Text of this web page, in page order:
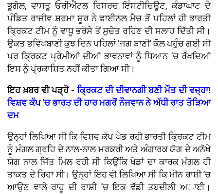
ਭੂਗੋਲ, ਵਾਸਤੂ ਓਰੀਐਂਟਲ ਰਿਸਰਚ ਇੰਸਟੀਚਿਊਟ, ਕੰਡਾਘਾਟ ਦੇ
ਪੰਡਿਤ ਰਾਜੀਵ ਸ਼ਰਮਾ ਸ਼ੂਰ ਨੇ ਫਾਈਨਲ ਮੈਚ ਤੋਂ ਪਹਿਲਾਂ ਹੀ ਭਾਰਤੀ
ਕ੍ਰਿਕਟ ਟੀਮ ਨੂੰ ਵਾਧੂ ਭਰੋਸੇ ਤੋਂ ਸੁਚੇਤ ਰਹਿਣ ਦੀ ਸਲਾਹ ਦਿੱਤੀ ਸੀ।
ਉਕਤ ਭਵਿੱਖਬਾਣੀ ਕੁਝ ਦਿਨ ਪਹਿਲਾਂ ‘ਜਗ ਬਾਣੀ’ ਕੋਲ ਪਹੁੰਚ ਗਈ ਸੀ
ਪਰ ਕ੍ਰਿਕਟ ਪ੍ਰੇਮੀਆਂ ਦੀਆਂ ਭਾਵਨਾਵਾਂ ਨੂੰ ਧਿਆਨ ’ਚ ਰੱਖਦਿਆਂ
ਇਸ ਨੂੰ ਪ੍ਰਕਾਸ਼ਿਤ ਨਹੀਂ ਕੀਤਾ ਗਿਆ ਸੀ।
ਇਹ ਖ਼ਬਰ ਵੀ ਪੜ੍ਹੋ -ਕ੍ਰਿਕਟ ਦੀ ਦੀਵਾਨਗੀ ਬਣੀ ਮੌਤ ਦੀ ਵਜ੍ਹਾ!
ਵਿਸ਼ਵ ਕੱਪ 'ਚ ਭਾਰਤ ਦੀ ਹਾਰ ਮਗਰੋਂ ਨੌਜਵਾਨ ਨੇ ਅੱਧੀ ਰਾਤ ਤੋੜਿਆ
ਦਮ
ਉਨ੍ਹਾਂ ਲਿਖਿਆ ਸੀ ਕਿ ਵਿਸ਼ਵ ਕੱਪ ਖੇਡ ਰਹੀ ਭਾਰਤੀ ਕ੍ਰਿਕਟ ਟੀਮ
ਨੂੰ ਮੰਗਲ ਗ੍ਰਹਿ ਦੇ ਨਾਲ-ਨਾਲ ਮਰਕਰੀ ਅਤੇ ਅੰਗਾਰਕ ਯੋਗ ਦੇ ਅਨੋਖੇ
ਯੋਗ ਨਾਲ ਜਿੱਤ ਮਿਲ ਰਹੀ ਸੀ ਕਿਉਂਕਿ ਖੇਡਾਂ ਦਾ ਕਾਰਕ ਮੰਗਲ ਹੀ
ਤਾਕਤ ਦੇ ਰਿਹਾ ਸੀ। ਉਨ੍ਹਾਂ ਇਹ ਵੀ ਲਿਖਿਆ ਸੀ ਕਿ ਮੀਨ ਰਾਸ਼ੀ ’ਚ
ਆਉਣ ਵਾਲੇ ਰਾਹੂ ਦੀ ਰਾਸ਼ੀ ’ਚ ਇਕ ਵੱਡੀ ਤਬਦੀਲੀ ਅਾਈ।